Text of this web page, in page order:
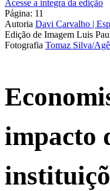
Acesse a íntegra da edição
Página: 11
Autoria Davi Carvalho |
Edição de Imagem Luis
Fotografia Tomaz Silva/
impacto